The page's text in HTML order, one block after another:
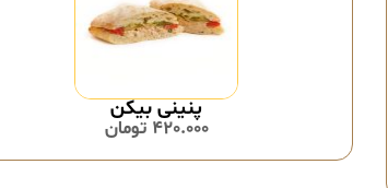
پنینی بیکن
420.000 تومان